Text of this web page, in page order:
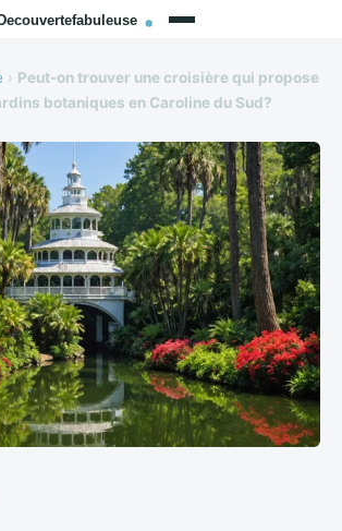
› Peut-on trouver une croisière qui propose
botaniques en Caroline du Sud?